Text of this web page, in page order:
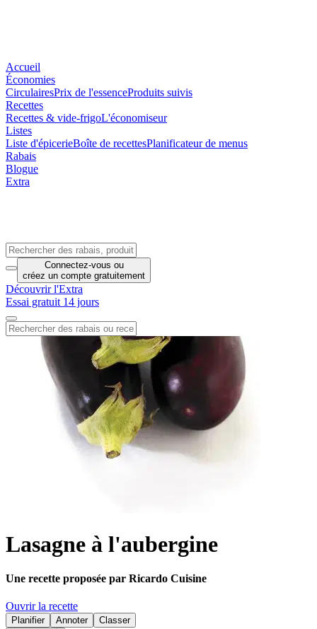
Accueil
Économies
CirculairesPrix de l'essenceProduits suivis
Recettes
Recettes & vide-frigoL'économiseur
Listes
Liste d'épicerieBoîte de recettesPlanificateur de menus
Rabais
Blogue
Extra
Connectez-vous ou
créez un compte gratuitement
Découvrir l'Extra
Essai gratuit 14 jours
Lasagne à l'aubergine
Une recette proposée par Ricardo Cuisine
Ouvrir la recette
Planifier Annoter
Classer